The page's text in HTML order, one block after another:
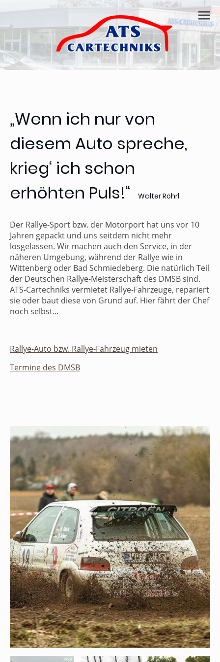
„Wenn ich nur von
diesem Auto spreche,
krieg‘ ich schon
erhöhten Puls!“
Walter Röhrl
Der Rallye-Sport bzw. der Motorport hat uns vor 10
Jahren gepackt und uns seitdem nicht mehr
losgelassen. Wir machen auch den Service, in der
näheren Umgebung, während der Rallye wie in
Wittenberg oder Bad Schmiedeberg. Die natürlich Teil
der Deutschen Rallye-Meisterschaft des DMSB sind.
ATS-Cartechniks vermietet Rallye-Fahrzeuge, repariert
sie oder baut diese von Grund auf. Hier fährt der Chef
noch selbst...
Rallye-Auto bzw. Rallye-Fahrzeug mieten
Termine des DMSB